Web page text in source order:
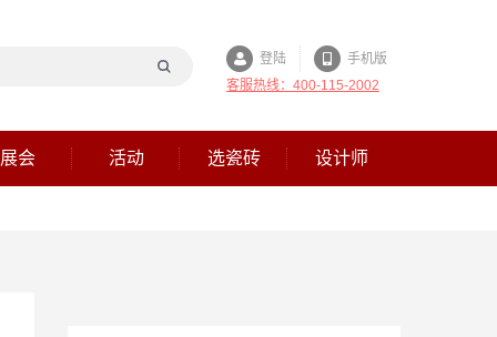
登陆
手机版
客服热线：400-115-2002
展会 活动 选瓷砖 设计师